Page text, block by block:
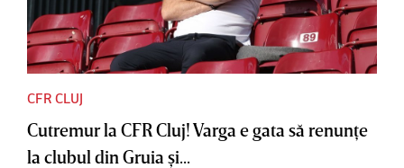
CFR CLUJ
Cutremur la CFR Cluj! Varga e gata să renunţe
la clubul din Gruia şi...